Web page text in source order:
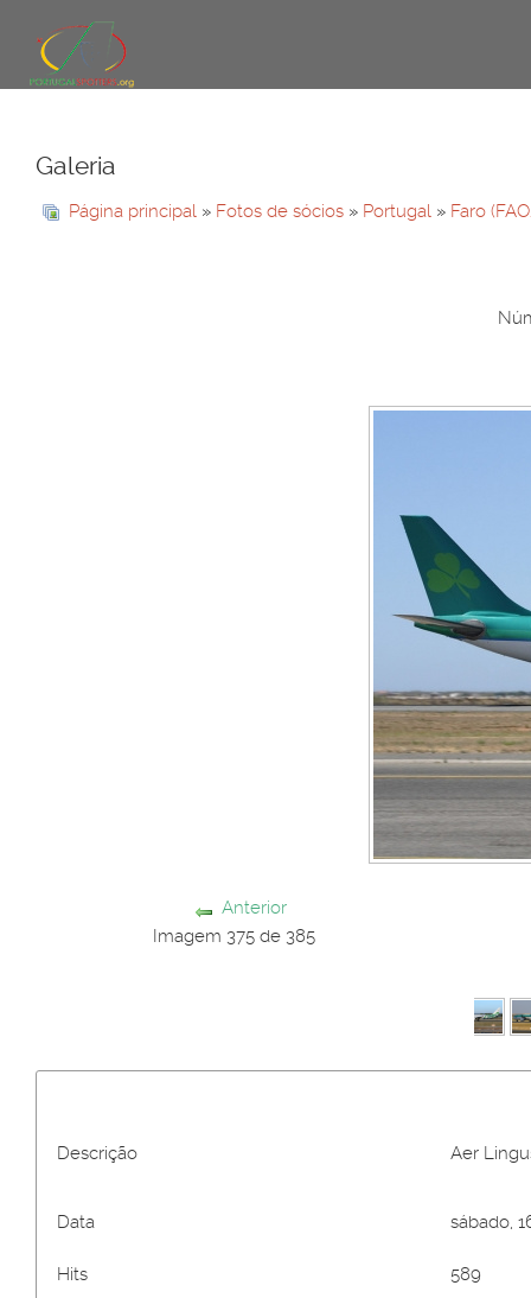
Galeria
Página principal » Fotos de sócios » Portugal » Faro
Anterior
Imagem 375 de 385
Descrição Aer
Data sábado,
Hits 589